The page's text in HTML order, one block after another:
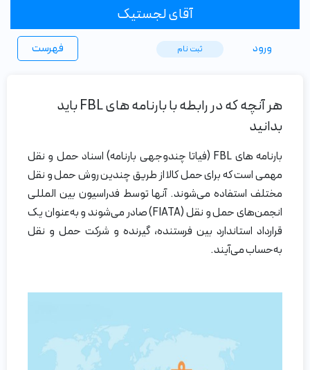
آقای لجستیک
فهرست ورود ثبت ‌نام
هر آنچه که در رابطه با بارنامه های FBL باید
بدانید
بارنامه‌ های FBL (فیاتا چندوجهی بارنامه) اسناد حمل و نقل
مهمی است که برای حمل کالا از طریق چندین روش حمل و نقل
مختلف استفاده می‌شوند. آنها توسط فدراسیون بین المللی
انجمن‌های حمل و نقل (FIATA) صادر می‌شوند و به‌عنوان یک
قرارداد استاندارد بین فرستنده، گیرنده و شرکت حمل و نقل
به‌حساب می‌آیند.